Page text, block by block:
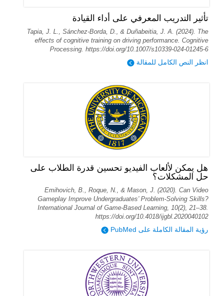
تأثير التدريب المعرفي على أداء القيادة
Tapia, J. L., Sánchez-Borda, D., & Duñabeitia, J. A. (2024). The
effects of cognitive training on driving performance. Cognitive
Processing. https://doi.org/10.1007/s10339-024-01245-6
انظر النص الكامل للمقالة
هل يمكن لألعاب الفيديو تحسين قدرة الطلاب على
حل المشكلات؟
Emihovich, B., Roque, N., & Mason, J. (2020). Can Video
Gameplay Improve Undergraduates’ Problem-Solving Skills?
International Journal of Game-Based Learning, 10(2), 21–38.
https://doi.org/10.4018/ijgbl.2020040102
رؤية المقالة الكاملة على PubMed